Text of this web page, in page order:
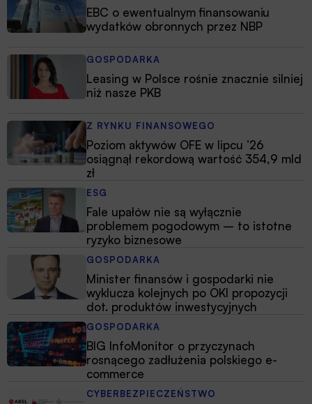
EBC o ewentualnym finansowaniu
wydatków obronnych przez NBP
GOSPODARKA
Leasing w Polsce rośnie znacznie silniej
niż nasze PKB
Z RYNKU FINANSOWEGO
Poziom aktywów OFE w lipcu ’26
osiągnął rekordową wartość 354,9 mld
zł
ESG
Fale upałów nie są wyłącznie
problemem pogodowym – to istotne
ryzyko biznesowe
GOSPODARKA
Minister finansów i gospodarki nie
wyklucza kolejnych po OKI propozycji
dot. produktów inwestycyjnych
GOSPODARKA
BIG InfoMonitor o przyczynach
rosnącego zadłużenia polskiego e-
commerce
CYBERBEZPIECZEŃSTWO